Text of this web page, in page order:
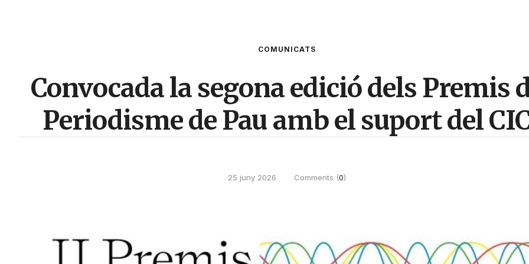
COMUNICATS
Convocada la segona edició dels Premis
Periodisme de Pau amb el suport del
25 juny 2026 Comments (0)